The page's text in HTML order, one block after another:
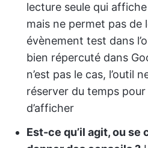
lecture seule qui
mais ne permet pas de
évènement test dans
bien répercuté dans
n’est pas le cas, l’outil
réserver du temps
d’afficher
Est-ce qu’il agit, ou